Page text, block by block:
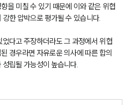
을 미칠 수 있기 때문에 이와 같은 위협
한 압박으로 평가될 수 있습니다.
다고 주장하더라도 그 과정에서 위협
경우라면 자유로운 의사에 따른 합의
립될 가능성이 높습니다.